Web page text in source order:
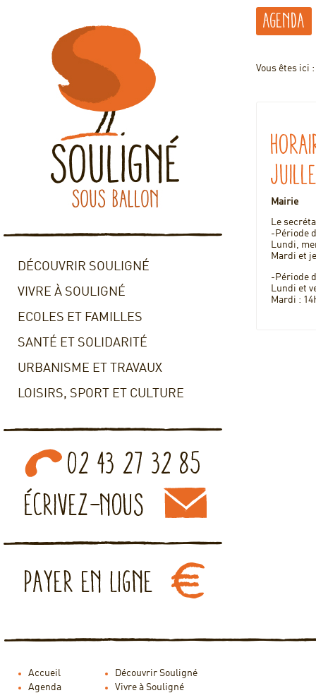
DÉCOUVRIR SOULIGNÉ
VIVRE À SOULIGNÉ
ECOLES ET FAMILLES
SANTÉ ET SOLIDARITÉ
URBANISME ET TRAVAUX
LOISIRS, SPORT ET CULTURE
Agenda
Vous êtes ici :
Mairie
Le
-Période
Lundi,
Mardi et
-Période
Lundi et
Mardi :
Accueil
Agenda
Découvrir Souligné
Vivre à Souligné